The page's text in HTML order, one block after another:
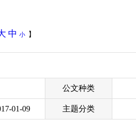
中 小 】
公文种类
01-09 主题分类